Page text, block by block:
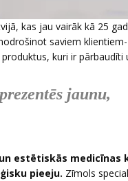
kas jau vairāk kā 25
saviem klientiem-
kuri ir pārbaudīti
jaunu,
estētiskās medicīnas
pieeju. Zīmols